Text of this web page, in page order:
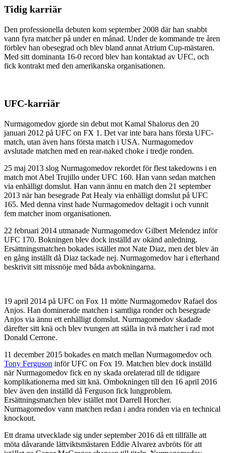
Tidig karriär
Den professionella debuten kom september 2008 där han snabbt
vann fyra matcher på under en månad. Under de kommande tre åren
förblev han obesegrad och blev bland annat Atrium Cup-mästaren.
Med sitt dominanta 16-0 record blev han kontaktad av UFC, och
fick kontrakt med den amerikanska organisationen.
UFC-karriär
Nurmagomedov gjorde sin debut mot Kamal Shalorus den 20
januari 2012 på UFC on FX 1. Det var inte bara hans första UFC-
match, utan även hans första match i USA. Nurmagomedov
avslutade matchen med en rear-naked choke i tredje ronden.
25 maj 2013 slog Nurmagomedov rekordet för flest takedowns i en
match mot Abel Trujillo under UFC 160. Han vann sedan matchen
via enhälligt domslut. Han vann ännu en match den 21 september
2013 när han besegrade Pat Healy via enhälligt domslut på UFC
165. Med denna vinst hade Nurmagomedov deltagit i och vunnit
fem matcher inom organisationen.
22 februari 2014 utmanade Nurmagomedov Gilbert Melendez inför
UFC 170. Bokningen blev dock inställd av okänd anledning.
Ersättningsmatchen bokades istället mot Nate Diaz, men det blev än
en gång inställt då Diaz tackade nej. Nurmagomedov har i efterhand
beskrivit sitt missnöje med båda avbokningarna.
19 april 2014 på UFC on Fox 11 mötte Nurmagomedov Rafael dos
Anjos. Han dominerade matchen i samtliga ronder och besegrade
Anjos via ännu ett enhälligt domslut. Nurmagomedov skadade
därefter sitt knä och blev tvungen att ställa in två matcher i rad mot
Donald Cerrone.
11 december 2015 bokades en match mellan Nurmagomedov och
Tony Ferguson inför UFC on Fox 19. Matchen blev dock inställd
när Nurmagomedov fick en ny skada orelaterad till de tidigare
komplikationerna med sitt knä. Ombokningen till den 16 april 2016
blev även den inställd då Ferguson fick lungproblem.
Ersättningsmatchen blev istället mot Darrell Horcher.
Nurmagomedov vann matchen redan i andra ronden via en technical
knockout.
Ett drama utvecklade sig under september 2016 då ett tillfälle att
möta dåvarande lättviktsmästaren Eddie Alvarez avbröts för att